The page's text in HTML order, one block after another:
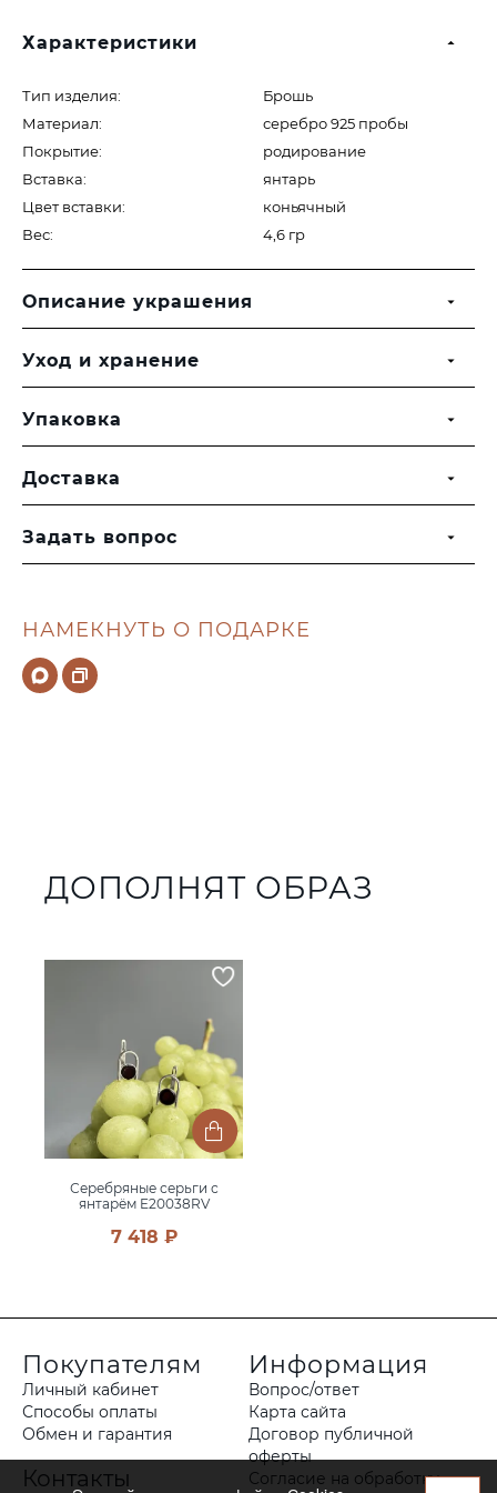
НАМЕКНУТЬ О ПОДАРКЕ
Характеристики
Тип изделия:
Брошь
Материал:
серебро 925 пробы
Покрытие:
родирование
Вставка:
янтарь
Цвет вставки:
коньячный
Вес:
4,6 гр
Описание украшения
Уход и хранение
Упаковка
Доставка
Задать вопрос
ДОПОЛНЯТ ОБРАЗ
Серебряные серьги с
янтарём E20038RV
7 418 ₽
Покупателям
Личный кабинет
Способы оплаты
Обмен и гарантия
Контакты
Информация
Вопрос/ответ
Карта сайта
Договор публичной
оферты
Согласие на обработку